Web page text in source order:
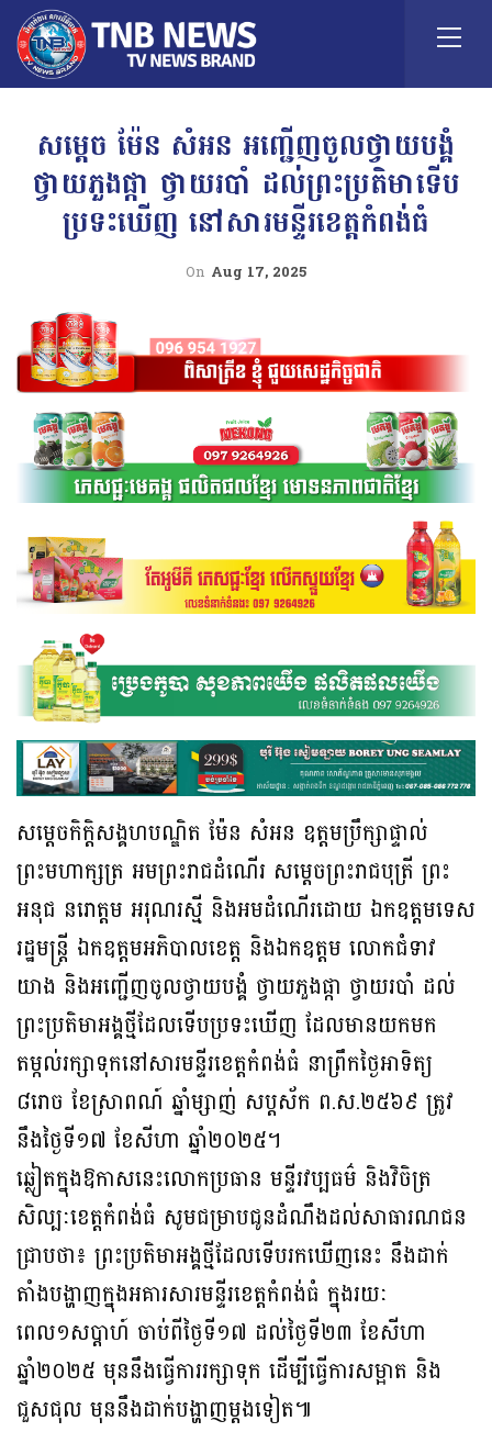
សម្ដេច ម៉ែន សំអន អញ្ជើញចូលថ្វាយបង្គំ
ថ្វាយភួងផ្កា ថ្វាយរបាំ ដល់ព្រះប្រតិមាទើប
ប្រទះឃើញ នៅសារមន្ទីរខេត្តកំពង់ធំ
On Aug 17, 2025
សម្ដេចកិក្តិសង្គហបណ្ឌិត ម៉ែន សំអន ឧត្ដមប្រឹក្សាផ្ទាល់
ព្រះមហាក្សត្រ អមព្រះរាជដំណើរ សម្ដេចព្រះរាជបុត្រី ព្រះ
អនុជ នរោត្តម អរុណរស្មី និងអមដំណើរដោយ ឯកឧត្ដមទេស
រដ្ឋមន្ត្រី ឯកឧត្តមអភិបាលខេត្ត និងឯកឧត្ដម លោកជំទាវ
យាង និងអញ្ជើញចូលថ្វាយបង្គំ ថ្វាយភួងផ្កា ថ្វាយរបាំ ដល់
ព្រះប្រតិមាអង្គថ្មីដែលទើបប្រទះឃើញ ដែលមានយកមក
តម្កល់រក្សាទុកនៅសារមន្ទីរខេត្តកំពង់ធំ នាព្រឹកថ្ងៃអាទិត្យ
៨រោច ខែស្រាពណ៍ ឆ្នាំម្សាញ់ សប្ដស័ក ព.ស.២៥៦៩ ត្រូវ
នឹងថ្ងៃទី១៧ ខែសីហា ឆ្នាំ២០២៥។
ឆ្លៀតក្នុងឱកាសនេះលោកប្រធាន មន្ទីរវប្បធម៌ និងវិចិត្រ
សិល្បៈខេត្តកំពង់ធំ សូមជម្រាបជូនដំណឹងដល់សាធារណជន
ជ្រាបថា៖ ព្រះប្រតិមាអង្គថ្មីដែលទើបរកឃើញនេះ នឹងដាក់
តាំងបង្ហាញក្នុងអគារសារមន្ទីរខេត្តកំពង់ធំ ក្នុងរយៈ
ពេល១សប្ដាហ៍ ចាប់ពីថ្ងៃទី១៧ ដល់ថ្ងៃទី២៣ ខែសីហា
ឆ្នាំ២០២៥ មុននឹងធ្វើការរក្សាទុក ដើម្បីធ្វើការសម្អាត និង
ជួសជុល មុននឹងដាក់បង្ហាញម្ដងទៀត៕